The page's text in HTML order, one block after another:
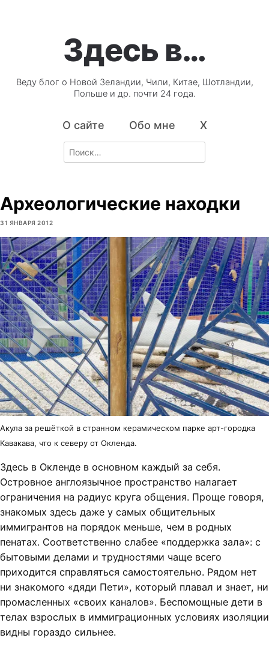
Здесь в…
Веду блог о Новой Зеландии, Чили, Китае, Шотландии,
Польше и др. почти 24 года.
О сайте Обо мне X
Search
for:
Археологические находки
31 ЯНВАРЯ 2012
Акула за решёткой в странном керамическом парке арт-городка
Кавакава, что к северу от Окленда.
Здесь в Окленде в основном каждый за себя.
Островное англоязычное пространство налагает
ограничения на радиус круга общения. Проще говоря,
знакомых здесь даже у самых общительных
иммигрантов на порядок меньше, чем в родных
пенатах. Соответственно слабее «поддержка зала»: с
бытовыми делами и трудностями чаще всего
приходится справляться самостоятельно. Рядом нет
ни знакомого «дяди Пети», который плавал и знает, ни
промасленных «своих каналов». Беспомощные дети в
телах взрослых в иммиграционных условиях изоляции
видны гораздо сильнее.